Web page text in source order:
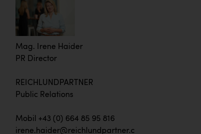
Mag. Irene Haider
PR Director
REICHLUNDPARTNER
Public Relations
Mobil +43 (0) 664 85 95 816
irene.haider@reichlundpartner.c